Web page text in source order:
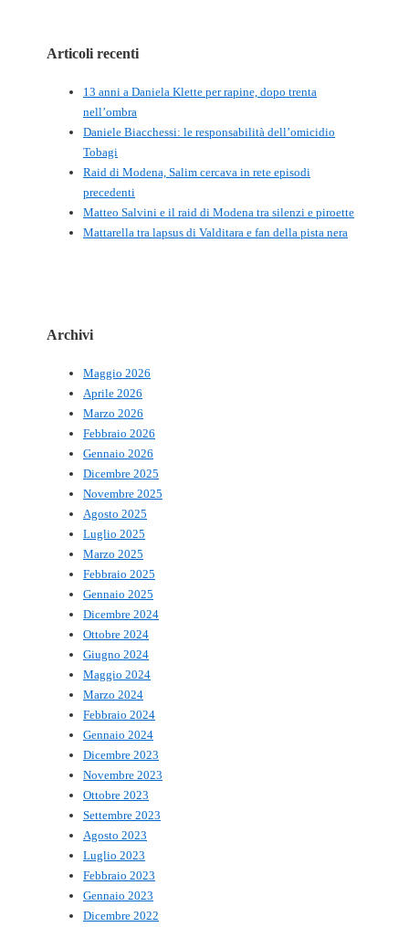
Articoli recenti
13 anni a Daniela Klette per rapine, dopo trenta
nell’ombra
Daniele Biacchessi: le responsabilità dell’omicidio
Tobagi
Raid di Modena, Salim cercava in rete episodi
precedenti
Matteo Salvini e il raid di Modena tra silenzi e piroette
Mattarella tra lapsus di Valditara e fan della pista nera
Archivi
Maggio 2026
Aprile 2026
Marzo 2026
Febbraio 2026
Gennaio 2026
Dicembre 2025
Novembre 2025
Agosto 2025
Luglio 2025
Marzo 2025
Febbraio 2025
Gennaio 2025
Dicembre 2024
Ottobre 2024
Giugno 2024
Maggio 2024
Marzo 2024
Febbraio 2024
Gennaio 2024
Dicembre 2023
Novembre 2023
Ottobre 2023
Settembre 2023
Agosto 2023
Luglio 2023
Febbraio 2023
Gennaio 2023
Dicembre 2022